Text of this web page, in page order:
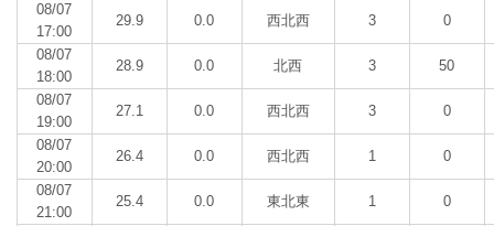
08/07
17:00
29.9 0.0 西北西 3 0
08/07
18:00
28.9 0.0 北西 3 50
08/07
19:00
27.1 0.0 西北西 3 0
08/07
20:00
26.4 0.0 西北西 1 0
08/07
21:00
25.4 0.0 東北東 1 0